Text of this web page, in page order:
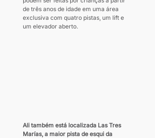
de três anos de idade em uma área
exclusiva com quatro pistas, um lift e
um elevador aberto.
Ali também está localizada Las Tres
Marías, a maior pista de esqui da